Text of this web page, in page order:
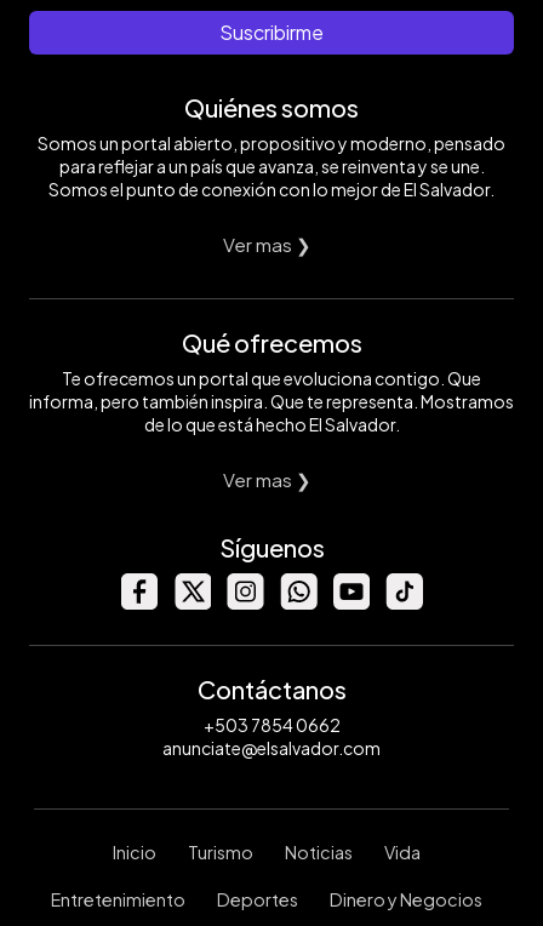
Suscribirme
Quiénes somos
Somos un portal abierto, propositivo y moderno, pensado
para reflejar a un país que avanza, se reinventa y se une.
Somos el punto de conexión con lo mejor de El Salvador.
Ver mas ❯
Qué ofrecemos
Te ofrecemos un portal que evoluciona contigo. Que
informa, pero también inspira. Que te representa. Mostramos
de lo que está hecho El Salvador.
Ver mas ❯
Síguenos
Contáctanos
+503 7854 0662
anunciate@elsalvador.com
Inicio Turismo Noticias Vida
Entretenimiento Deportes Dinero y Negocios